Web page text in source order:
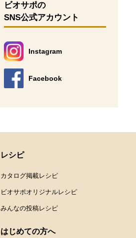
ビオサポの
SNS公式アカウント
Instagram
別のウィンドウで開きます。
Facebook
別のウィンドウで開きます。
レシピ
カタログ掲載レシピ
ビオサポオリジナルレシピ
みんなの投稿レシピ
はじめての方へ